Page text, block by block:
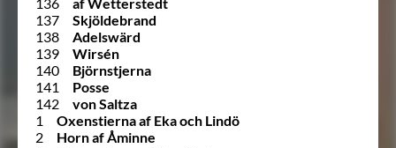
137
Skjöldebrand
138
Adelswärd
139
Wirsén
140
Björnstjerna
141
Posse
142
von Saltza
1
Oxenstierna af Eka och Lindö
2
Horn af Åminne